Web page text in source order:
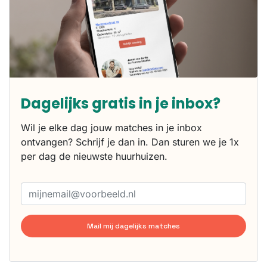
Dagelijks gratis in je inbox?
Wil je elke dag jouw matches in je inbox
ontvangen? Schrijf je dan in. Dan sturen we je 1x
per dag de nieuwste huurhuizen.
Mail mij dagelijks matches